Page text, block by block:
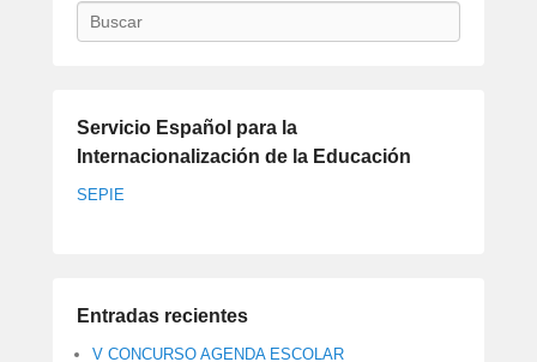
Buscar
Servicio Español para la
Internacionalización de la Educación
SEPIE
Entradas recientes
V CONCURSO AGENDA ESCOLAR